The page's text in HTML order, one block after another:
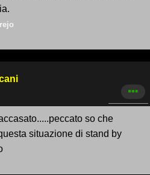
so che
situazione di stand by